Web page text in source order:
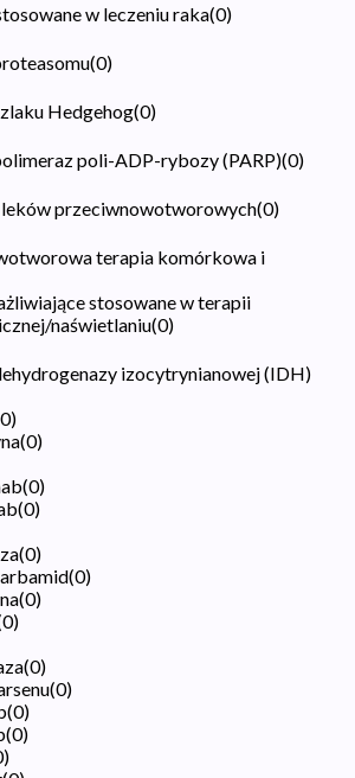
w leczeniu raka(0)
(0)
Hedgehog(0)
poli-ADP-rybozy (PARP)(0)
leków przeciwnowotworowych(0)
terapia komórkowa i
stosowane w terapii
naświetlaniu(0)
izocytrynianowej (IDH)
0)
(0)
(0)
(0)
(0)
(0)
(0)
0)
(0)
(0)
(0)
(0)
)